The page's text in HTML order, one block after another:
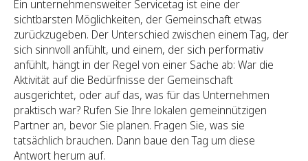
Ein unternehmensweiter Servicetag ist eine der
sichtbarsten Möglichkeiten, der Gemeinschaft etwas
zurückzugeben. Der Unterschied zwischen einem Tag, der
sich sinnvoll anfühlt, und einem, der sich performativ
anfühlt, hängt in der Regel von einer Sache ab: War die
Aktivität auf die Bedürfnisse der Gemeinschaft
ausgerichtet, oder auf das, was für das Unternehmen
praktisch war? Rufen Sie Ihre lokalen gemeinnützigen
Partner an, bevor Sie planen. Fragen Sie, was sie
tatsächlich brauchen. Dann baue den Tag um diese
Antwort herum auf.